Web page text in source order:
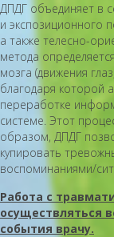
ДПДГ объединяет в
и экспозиционного
а также телесно-
метода
мозга (движения
благодаря которой
переработке
системе. Этот
образом, ДПДГ
купировать
воспоминаниями/
Работа с
осуществляться
события врачу.